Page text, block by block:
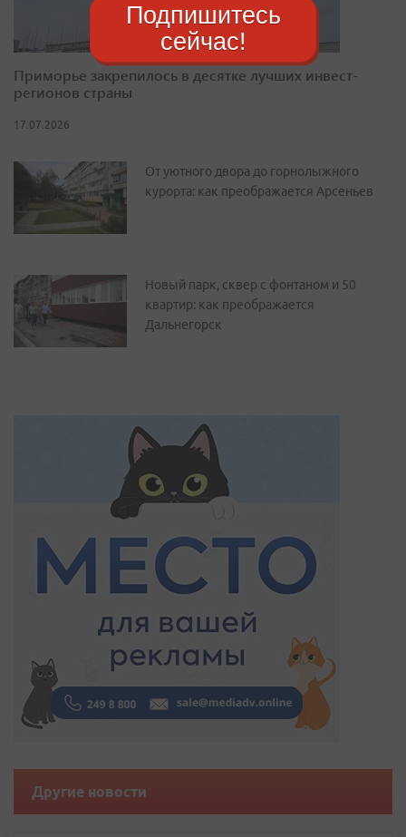
Приморье закрепилось в десятке лучших инвест-
регионов страны
17.07.2026
От уютного двора до горнолыжного
курорта: как преображается Арсеньев
Новый парк, сквер с фонтаном и 50
квартир: как преображается
Дальнегорск
Другие новости
Подпишитесь
сейчас!